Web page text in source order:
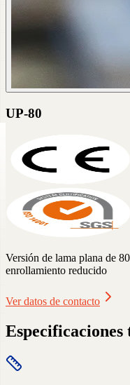
UP-80
Versión de lama plana de
enrollamiento reducido
Ver datos de contacto
Especificaciones